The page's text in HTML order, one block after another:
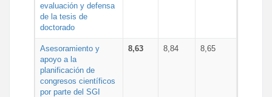
evaluación y defensa
de la tesis de
doctorado
Asesoramiento y
apoyo a la
planificación de
congresos científicos
por parte del SGI
8,63 8,84 8,65